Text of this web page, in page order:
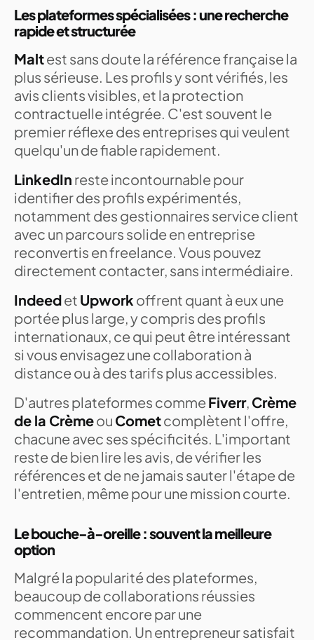
Les plateformes spécialisées : une recherche
rapide et structurée
Maltest sans doute la référence française la
plus sérieuse. Les profils y sont vérifiés, les
avis clients visibles, et la protection
contractuelle intégrée. C'est souvent le
premier réflexe des entreprises qui veulent
quelqu'un de fiable rapidement.
LinkedIn reste incontournable pour
identifier des profils expérimentés,
notamment des gestionnaires service client
avec un parcours solide en entreprise
reconvertis en freelance. Vous pouvez
directement contacter, sans intermédiaire.
Indeedet Upwork offrent quant à eux une
portée plus large, y compris des profils
internationaux, ce qui peut être intéressant
si vous envisagez une collaboration à
distance ou à des tarifs plus accessibles.
D'autres plateformes commeFiverr, Crème
de la Crèmeou Cometcomplètent l'offre,
chacune avec ses spécificités. L'important
reste de bien lire les avis, de vérifier les
références et de ne jamais sauter l'étape de
l'entretien, même pour une mission courte.
Le bouche-à-oreille : souvent la meilleure
option
Malgré la popularité des plateformes,
beaucoup de collaborations réussies
commencent encore par une
recommandation. Un entrepreneur satisfait